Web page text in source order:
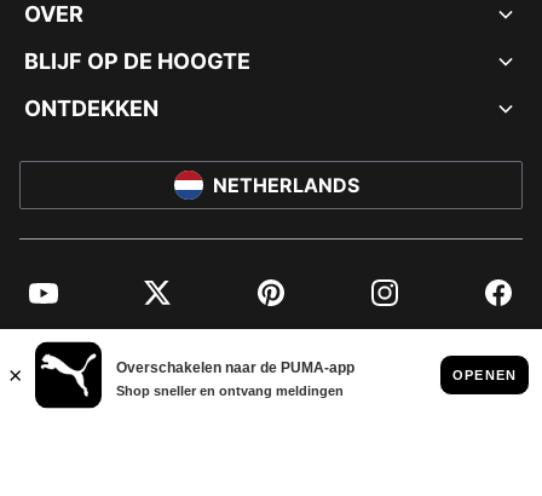
OVER
BLIJF OP DE HOOGTE
ONTDEKKEN
NETHERLANDS
YouTube Twitter Pinterest Instagram
© PUMA EUROPE GMBH, 2026. ALLE RECHTEN VOORBEHOUDEN
BEDRIJFSGEGEVENS EN JURIDISCHE GEGEVENS